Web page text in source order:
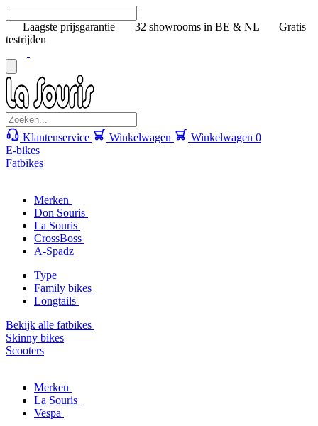
Laagste prijsgarantie 32 showrooms in BE & NL
Gratis
testrijden
Klantenservice Winkelwagen Winkelwagen 0
E-bikes
Fatbikes
Merken
Don Souris
La Souris
CrossBoss
A-Spadz
Type
Family bikes
Longtails
Bekijk alle fatbikes
Skinny bikes
Scooters
Merken
La Souris
Vespa